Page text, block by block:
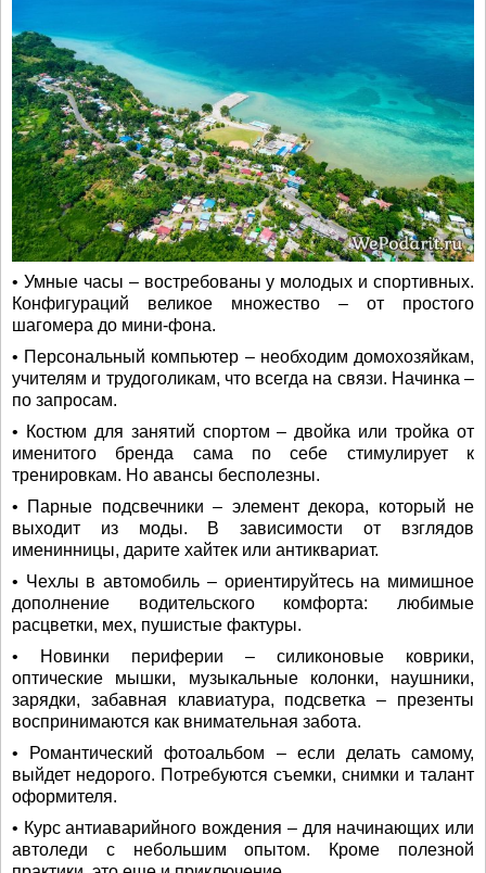
• Умные часы – востребованы у молодых и спортивных.
Конфигураций великое множество – от простого
шагомера до мини-фона.
• Персональный компьютер – необходим домохозяйкам,
учителям и трудоголикам, что всегда на связи. Начинка –
по запросам.
• Костюм для занятий спортом – двойка или тройка от
именитого бренда сама по себе стимулирует к
тренировкам. Но авансы бесполезны.
• Парные подсвечники – элемент декора, который не
выходит из моды. В зависимости от взглядов
именинницы, дарите хайтек или антиквариат.
• Чехлы в автомобиль – ориентируйтесь на мимишное
дополнение водительского комфорта: любимые
расцветки, мех, пушистые фактуры.
• Новинки периферии – силиконовые коврики,
оптические мышки, музыкальные колонки, наушники,
зарядки, забавная клавиатура, подсветка – презенты
воспринимаются как внимательная забота.
• Романтический фотоальбом – если делать самому,
выйдет недорого. Потребуются съемки, снимки и талант
оформителя.
• Курс антиаварийного вождения – для начинающих или
автоледи с небольшим опытом. Кроме полезной